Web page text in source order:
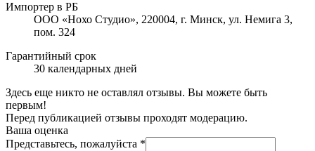
Импортер в РБ
ООО «Нохо Студио», 220004, г. Минск, ул. Немига 3,
пом. 324
Гарантийный срок
30 календарных дней
Здесь еще никто не оставлял отзывы. Вы можете быть
первым!
Перед публикацией отзывы проходят модерацию.
Ваша оценка
Представьтесь, пожалуйста *